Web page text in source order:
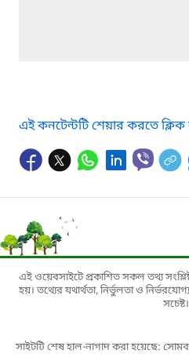
এই কনটেন্টটি শেয়ার করতে
এই ওয়েবসাইটে প্রকাশিত সকল তথ্য
হয়। তথ্যের যথার্থতা, নির্ভুলতা ও
সচেষ্ট।
সাইটটি শেষ হাল-নাগাদ করা হয়েছে: